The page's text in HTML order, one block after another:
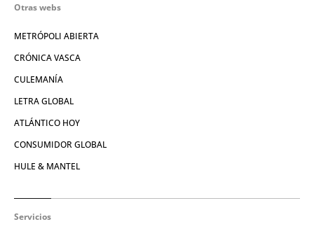
Otras webs
METRÓPOLI ABIERTA
CRÓNICA VASCA
CULEMANÍA
LETRA GLOBAL
ATLÁNTICO HOY
CONSUMIDOR GLOBAL
HULE & MANTEL
Servicios